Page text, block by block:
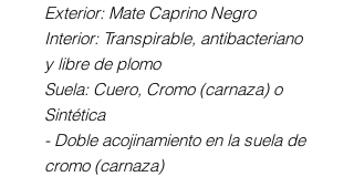
Exterior: Mate Caprino Negro
Interior: Transpirable, antibacteriano
y libre de plomo
Suela: Cuero, Cromo (carnaza) o
Sintética
- Doble acojinamiento en la suela de
cromo (carnaza)